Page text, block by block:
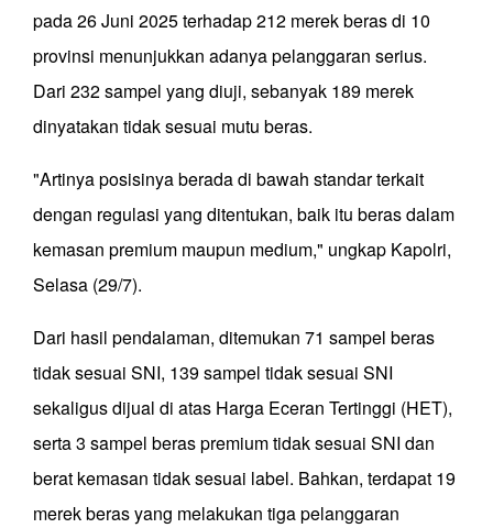
pada 26 Juni 2025 terhadap 212 merek beras di 10
provinsi menunjukkan adanya pelanggaran serius.
Dari 232 sampel yang diuji, sebanyak 189 merek
dinyatakan tidak sesuai mutu beras.
"Artinya posisinya berada di bawah standar terkait
dengan regulasi yang ditentukan, baik itu beras dalam
kemasan premium maupun medium," ungkap Kapolri,
Selasa (29/7).
Dari hasil pendalaman, ditemukan 71 sampel beras
tidak sesuai SNI, 139 sampel tidak sesuai SNI
sekaligus dijual di atas Harga Eceran Tertinggi (HET),
serta 3 sampel beras premium tidak sesuai SNI dan
berat kemasan tidak sesuai label. Bahkan, terdapat 19
merek beras yang melakukan tiga pelanggaran